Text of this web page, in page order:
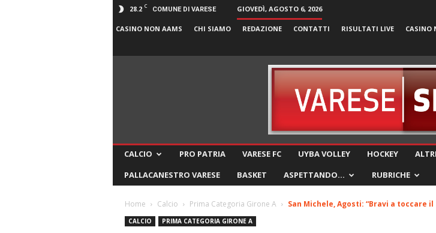
28.2 C COMUNE DI VARESE GIOVEDÌ, AGOSTO 6, 2026
CASINO NON AAMS CHI SIAMO REDAZIONE CONTATTI RISULTATI LIVE CASINO
CALCIO PRO PATRIA VARESE FC UYBA VOLLEY HOCKEY
PALLACANESTRO VARESE
BASKET ASPETTANDO… RUBRICHE
Home Calcio Prima Categoria Girone A San Michele, Agosti: “Bravi a
CALCIO PRIMA CATEGORIA GIRONE A